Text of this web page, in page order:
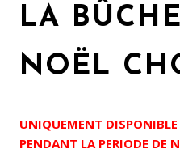
LA
NOËL
UNIQUEMENT
PENDANT LA PERIODE DE